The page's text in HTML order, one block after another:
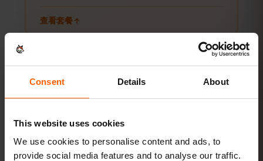
Consent Details About
This website uses cookies
We use cookies to personalise content and ads, to
provide social media features and to analyse our traffic.
查看套餐
视频、视频通话，还能给笔记本或平板共享网络。
查看套餐